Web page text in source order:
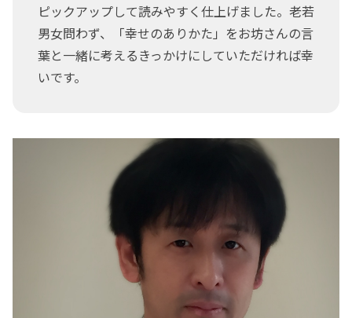
ピックアップして読みやすく仕上げました。老若
男女問わず、「幸せのありかた」をお坊さんの言
葉と一緒に考えるきっかけにしていただければ幸
いです。